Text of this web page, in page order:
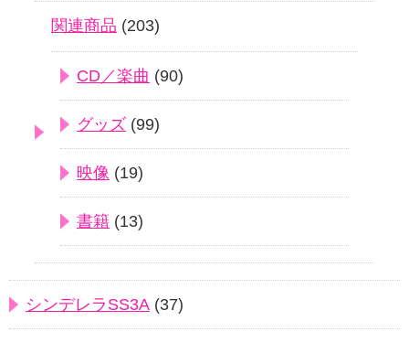
関連商品 (203)
CD／楽曲 (90)
グッズ (99)
映像 (19)
書籍 (13)
シンデレラSS3A (37)